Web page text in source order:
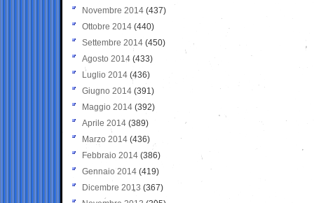
Novembre 2014 (437)
Ottobre 2014 (440)
Settembre 2014 (450)
Agosto 2014 (433)
Luglio 2014 (436)
Giugno 2014 (391)
Maggio 2014 (392)
Aprile 2014 (389)
Marzo 2014 (436)
Febbraio 2014 (386)
Gennaio 2014 (419)
Dicembre 2013 (367)